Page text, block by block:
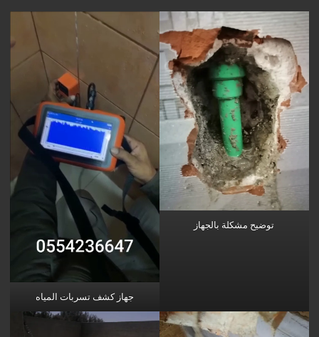
توضيح مشكلة بالجهاز
جهاز كشف تسربات المياه